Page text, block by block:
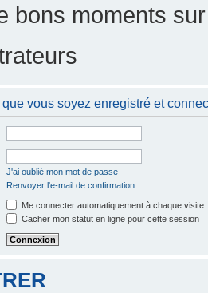
bons moments
vous soyez enregistré et
J'ai oublié mon mot de passe
Renvoyer l'e-mail de confirmation
Me connecter automatiquement à chaque visite
Cacher mon statut en ligne pour cette session